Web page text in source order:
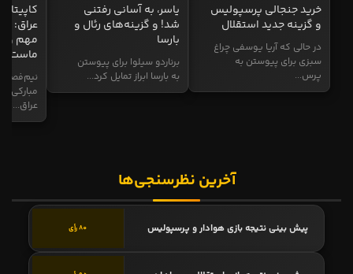
خرید جنجالی پرسپولیس
و گزینه جدید استقلال
در حالی که آریا یوسفی چراغ
سبزی برای پیوستن به
پرس...
یاسر، به آسانی رفتنی
شد! و گزینه‌های رئال و
بارسا
برناردو سیلوا برای پیوستن
به بارسا ابراز تمایل کرد...
عراق:
مهم و
ماست
نیم‌فصل
مبارکی
عراق...
آخرین نظرسنجی‌ها
پیش بینی نتیجه بازی هوادار و پرسپولیس 80 رأی